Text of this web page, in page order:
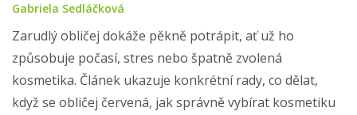
Gabriela Sedláčková
Zarudlý obličej dokáže pěkně potrápit, ať už ho
způsobuje počasí, stres nebo špatně zvolená
kosmetika. Článek ukazuje konkrétní rady, co dělat,
když se obličej červená, jak správně vybírat kosmetiku